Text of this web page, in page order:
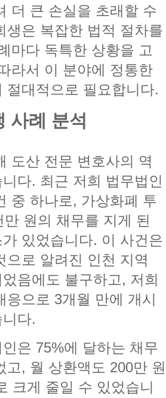
더 큰 손실을 초래할 수
생은 복잡한 법적 절차를
마다 독특한 상황을 고
라서 이 분야에 정통한
절대적으로 필요합니다.
사례 분석
도산 전문 변호사의 역
다. 최근 저희 법무법인
중 하나로, 가상화폐 투
원의 채무를 지게 된
있었습니다. 이 사건은
으로 알려진 인천 지역
음에도 불구하고, 저희
응으로 3개월 만에 개시
다.
은 75%에 달하는 채무
고, 월 상환액도 200만 원
크게 줄일 수 있었습니